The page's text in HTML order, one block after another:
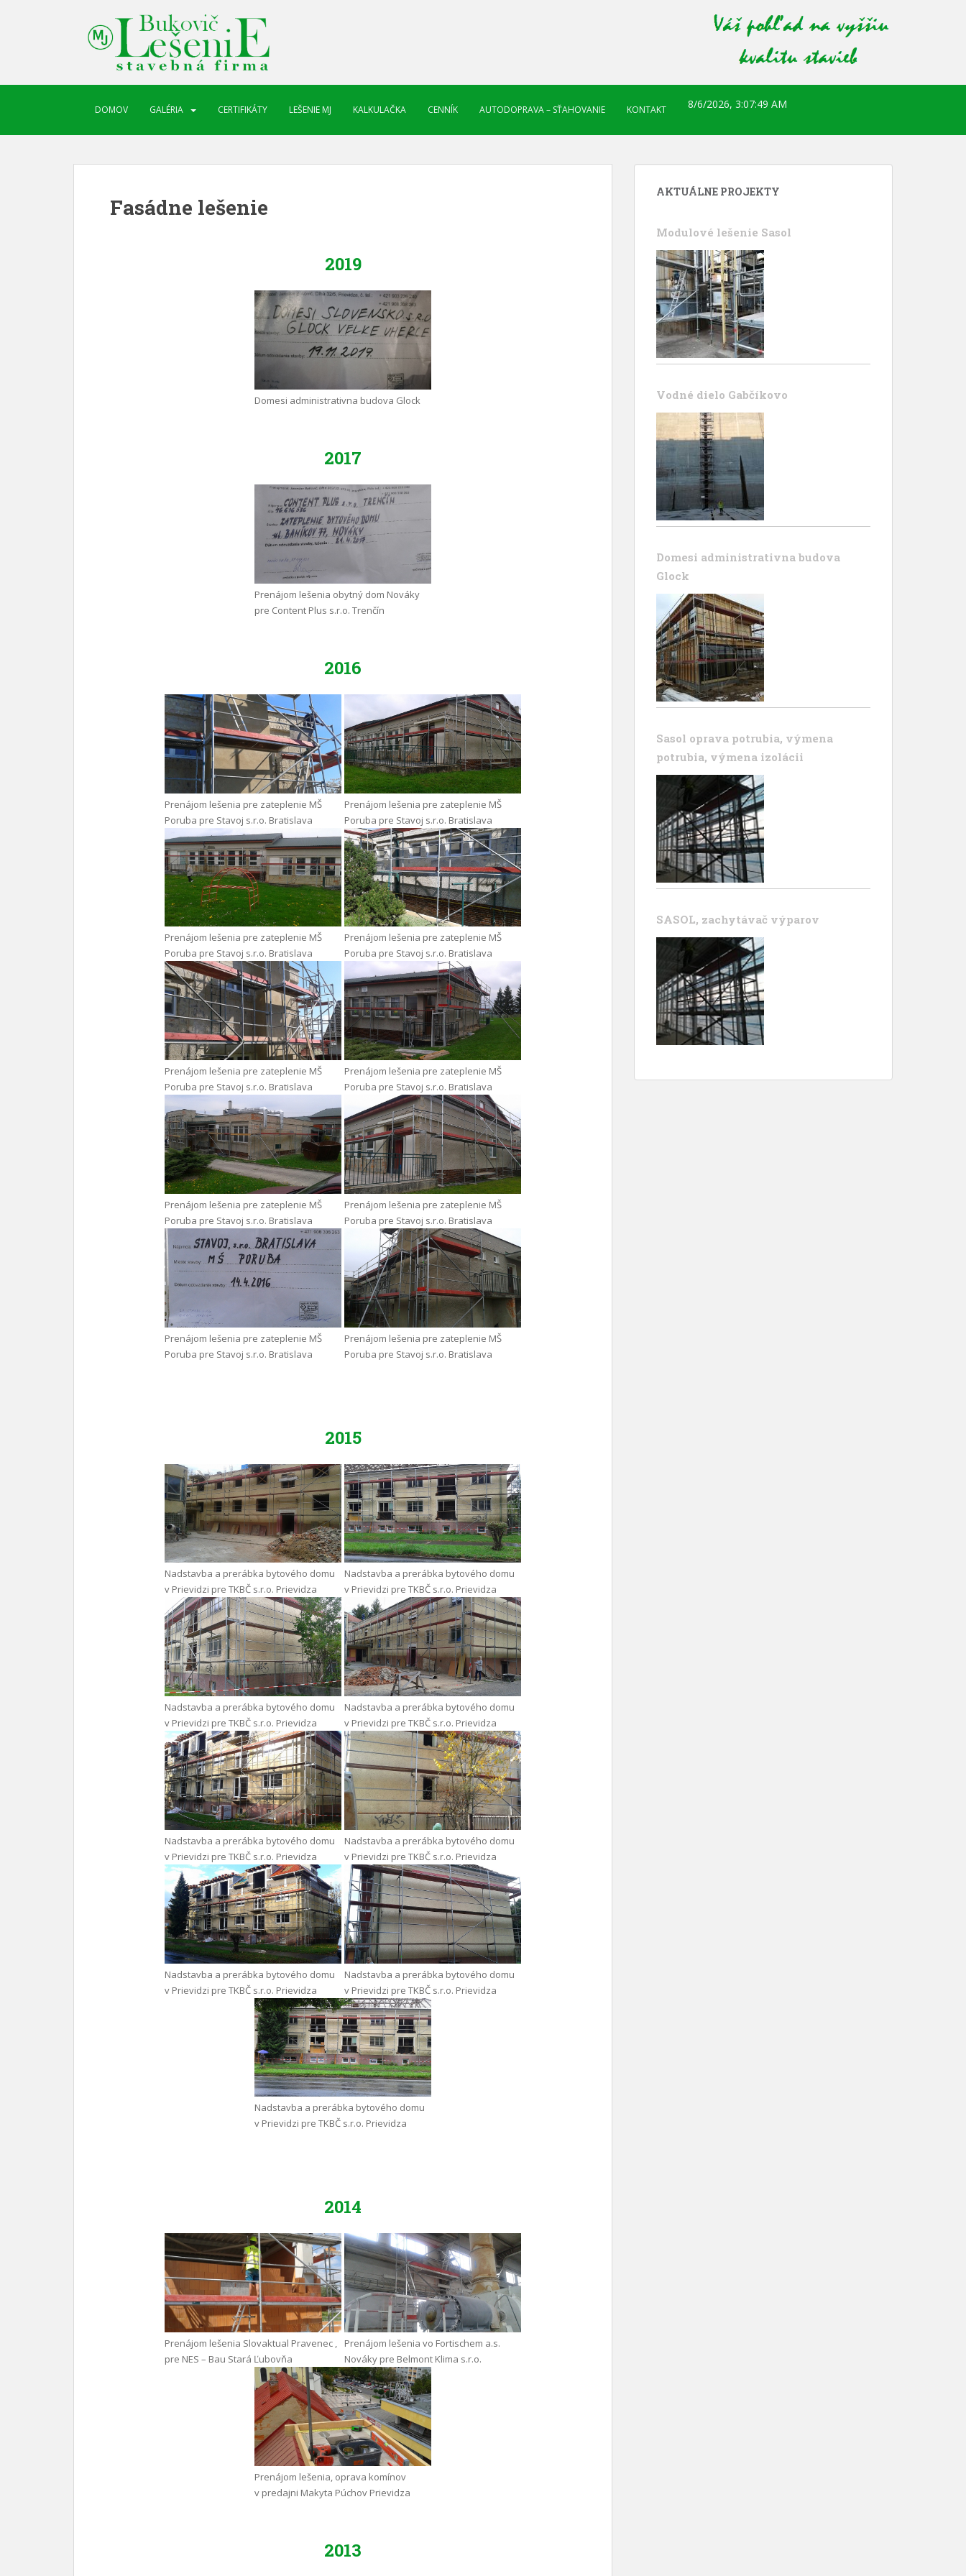
DOMOV GALÉRIA CERTIFIKÁTY LEŠENIE MJ KALKULAČKA CENNÍK AUTODOPRAVA – SŤAHOVANIE KONTAKT 8/6/2026, 3:07:50 AM
Fasádne lešenie
2019
Domesi administrativna budova Glock
2017
Prenájom lešenia obytný dom Nováky
pre Content Plus s.r.o. Trenčín
2016
Prenájom lešenia pre zateplenie MŠ
Poruba pre Stavoj s.r.o. Bratislava
Prenájom lešenia pre zateplenie MŠ
Poruba pre Stavoj s.r.o. Bratislava
Prenájom lešenia pre zateplenie MŠ
Poruba pre Stavoj s.r.o. Bratislava
Prenájom lešenia pre zateplenie MŠ
Poruba pre Stavoj s.r.o. Bratislava
Prenájom lešenia pre zateplenie MŠ
Poruba pre Stavoj s.r.o. Bratislava
Prenájom lešenia pre zateplenie MŠ
Poruba pre Stavoj s.r.o. Bratislava
Prenájom lešenia pre zateplenie MŠ
Poruba pre Stavoj s.r.o. Bratislava
Prenájom lešenia pre zateplenie MŠ
Poruba pre Stavoj s.r.o. Bratislava
Prenájom lešenia pre zateplenie MŠ
Poruba pre Stavoj s.r.o. Bratislava
Prenájom lešenia pre zateplenie MŠ
Poruba pre Stavoj s.r.o. Bratislava
2015
Nadstavba a prerábka bytového domu
v Prievidzi pre TKBČ s.r.o. Prievidza
Nadstavba a prerábka bytového domu
v Prievidzi pre TKBČ s.r.o. Prievidza
Nadstavba a prerábka bytového domu
v Prievidzi pre TKBČ s.r.o. Prievidza
Nadstavba a prerábka bytového domu
v Prievidzi pre TKBČ s.r.o. Prievidza
Nadstavba a prerábka bytového domu
v Prievidzi pre TKBČ s.r.o. Prievidza
Nadstavba a prerábka bytového domu
v Prievidzi pre TKBČ s.r.o. Prievidza
Nadstavba a prerábka bytového domu
v Prievidzi pre TKBČ s.r.o. Prievidza
Nadstavba a prerábka bytového domu
v Prievidzi pre TKBČ s.r.o. Prievidza
Nadstavba a prerábka bytového domu
v Prievidzi pre TKBČ s.r.o. Prievidza
2014
Prenájom lešenia Slovaktual Pravenec ,
pre NES – Bau Stará Ľubovňa
Prenájom lešenia vo Fortischem a.s.
Nováky pre Belmont Klima s.r.o.
Prenájom lešenia, oprava komínov
v predajni Makyta Púchov Prievidza
2013
AKTUÁLNE PROJEKTY
Modulové lešenie Sasol
Vodné dielo Gabčíkovo
Domesi administrativna budova
Glock
Sasol oprava potrubia, výmena
potrubia, výmena izolácii
SASOL, zachytávač výparov